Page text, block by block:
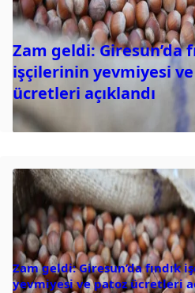
Zam geldi: Giresun’da
işçilerinin yevmiyesi
ücretleri açıklandı
Zam geldi: Giresun’da fındık
yevmiyesi ve patoz ücretleri